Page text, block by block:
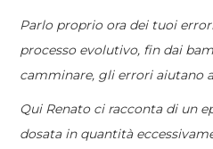
Parlo proprio ora dei tuoi
processo evolutivo, fin dai
camminare, gli errori aiutano
Qui Renato ci racconta di un
dosata in quantità